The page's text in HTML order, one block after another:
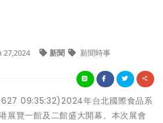
27,2024 新聞 新聞時事
09:35:32)2024年台北國際食品系
展覽一館及二館盛大開幕。本次展會